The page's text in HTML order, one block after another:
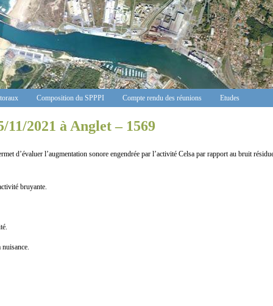
Composition du SPPPI Compte rendu des réunions Etudes
2021 à Anglet – 1569
d’évaluer l’augmentation sonore engendrée par l’activité Celsa par rapport au bruit
bruyante.